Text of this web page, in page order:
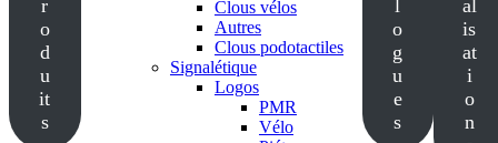
r
o
d
u
it
s
Clous vélos
Autres
Clous podotactiles
Signalétique
Logos
PMR
Vélo
l
o
g
u
e
s
al
is
at
i
o
n